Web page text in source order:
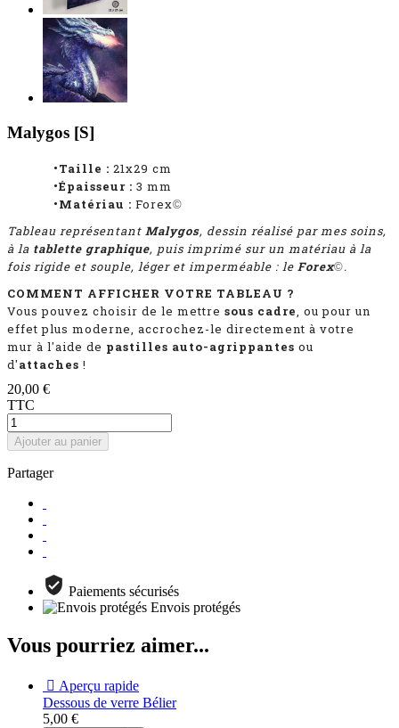
Malygos [S]
•Taille : 21x29 cm
•Épaisseur : 3 mm
•Matériau : Forex©
Tableau représentant Malygos, dessin réalisé par mes soins,
à la tablette graphique, puis imprimé sur un matériau à la
fois rigide et souple, léger et imperméable : le Forex©.
COMMENT AFFICHER VOTRE TABLEAU ?
Vous pouvez choisir de le mettre sous cadre, ou pour un
effet plus moderne, accrochez-le directement à votre
mur à l'aide de pastilles auto-agrippantes ou
d'attaches !
20,00 €
TTC
Ajouter au panier
Partager
Paiements sécurisés
Envois protégés
Vous pourriez aimer...
 Aperçu rapide
Dessous de verre Bélier
5,00 €